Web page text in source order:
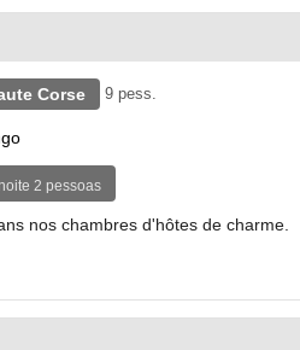
Corse 9 pess.
2 pessoas
nos chambres d'hôtes de charme.